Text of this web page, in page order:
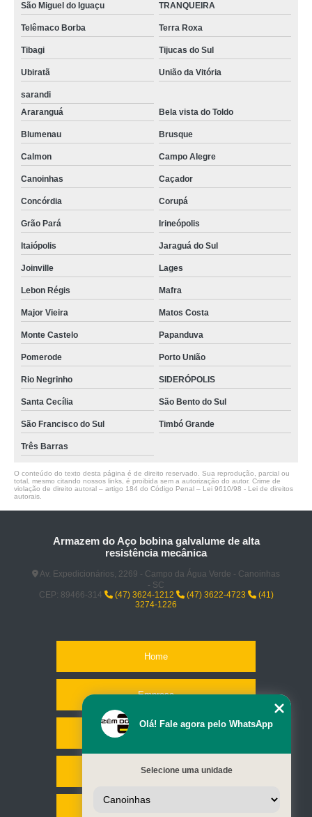
São Miguel do Iguaçu TRANQUEIRA
Telêmaco Borba Terra Roxa
Tibagi Tijucas do Sul
Ubiratã União da Vitória
sarandi
Araranguá
Bela vista do Toldo
Blumenau Brusque
Calmon Campo Alegre
Canoinhas Caçador
Concórdia Corupá
Grão Pará Irineópolis
Itaiópolis Jaraguá do Sul
Joinville Lages
Lebon Régis Mafra
Major Vieira Matos Costa
Monte Castelo Papanduva
Pomerode Porto União
Rio Negrinho SIDERÓPOLIS
Santa Cecília São Bento do Sul
São Francisco do Sul Timbó Grande
Três Barras
O conteúdo do texto desta página é de direito reservado. Sua reprodução, parcial ou
total, mesmo citando nossos links, é proibida sem a autorização do autor. Crime de
violação de direito autoral – artigo 184 do Código Penal – Lei 9610/98 - Lei de direitos
autorais
Armazem do Aço bobina galvalume de alta
resistência mecânica
Av. Expedicionários, 2269 - Campo da Água Verde - Canoinhas
- SC
CEP: 89466-314
(47) 3624-1212 (47) 3622-4723
(41)
3274-1226
Home
Empresa
Serviços
Olá! Fale agora pelo WhatsApp
Selecione uma unidade